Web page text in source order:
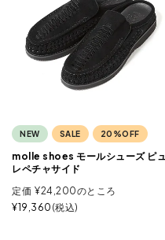
NEW SALE 20%OFF
molle shoes モールシューズ ピュ
レペチャサイド
定価 ¥24,200のところ
¥19,360 税込